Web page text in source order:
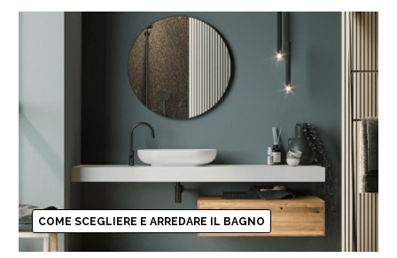
proprio le caratteristiche distintive […]
COME SCEGLIERE E ARREDARE IL BAGNO